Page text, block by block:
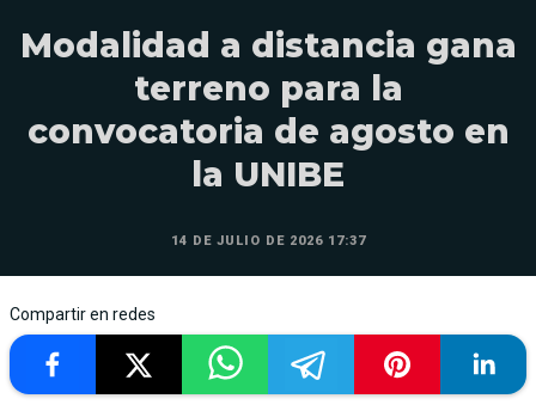
Modalidad a distancia gana
terreno para la
convocatoria de agosto en
la UNIBE
14 DE JULIO DE 2026 17:37
Compartir en redes